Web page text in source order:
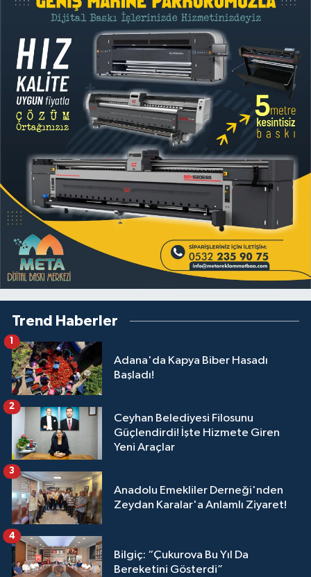
Trend Haberler
Adana'da Kapya Biber Hasadı
Başladı!
1
Ceyhan Belediyesi Filosunu
Güçlendirdi! İşte Hizmete Giren
Yeni Araçlar
2
Anadolu Emekliler Derneği'nden
Zeydan Karalar'a Anlamlı Ziyaret!
3
Bilgiç: “Çukurova Bu Yıl Da
Bereketini Gösterdi”
4